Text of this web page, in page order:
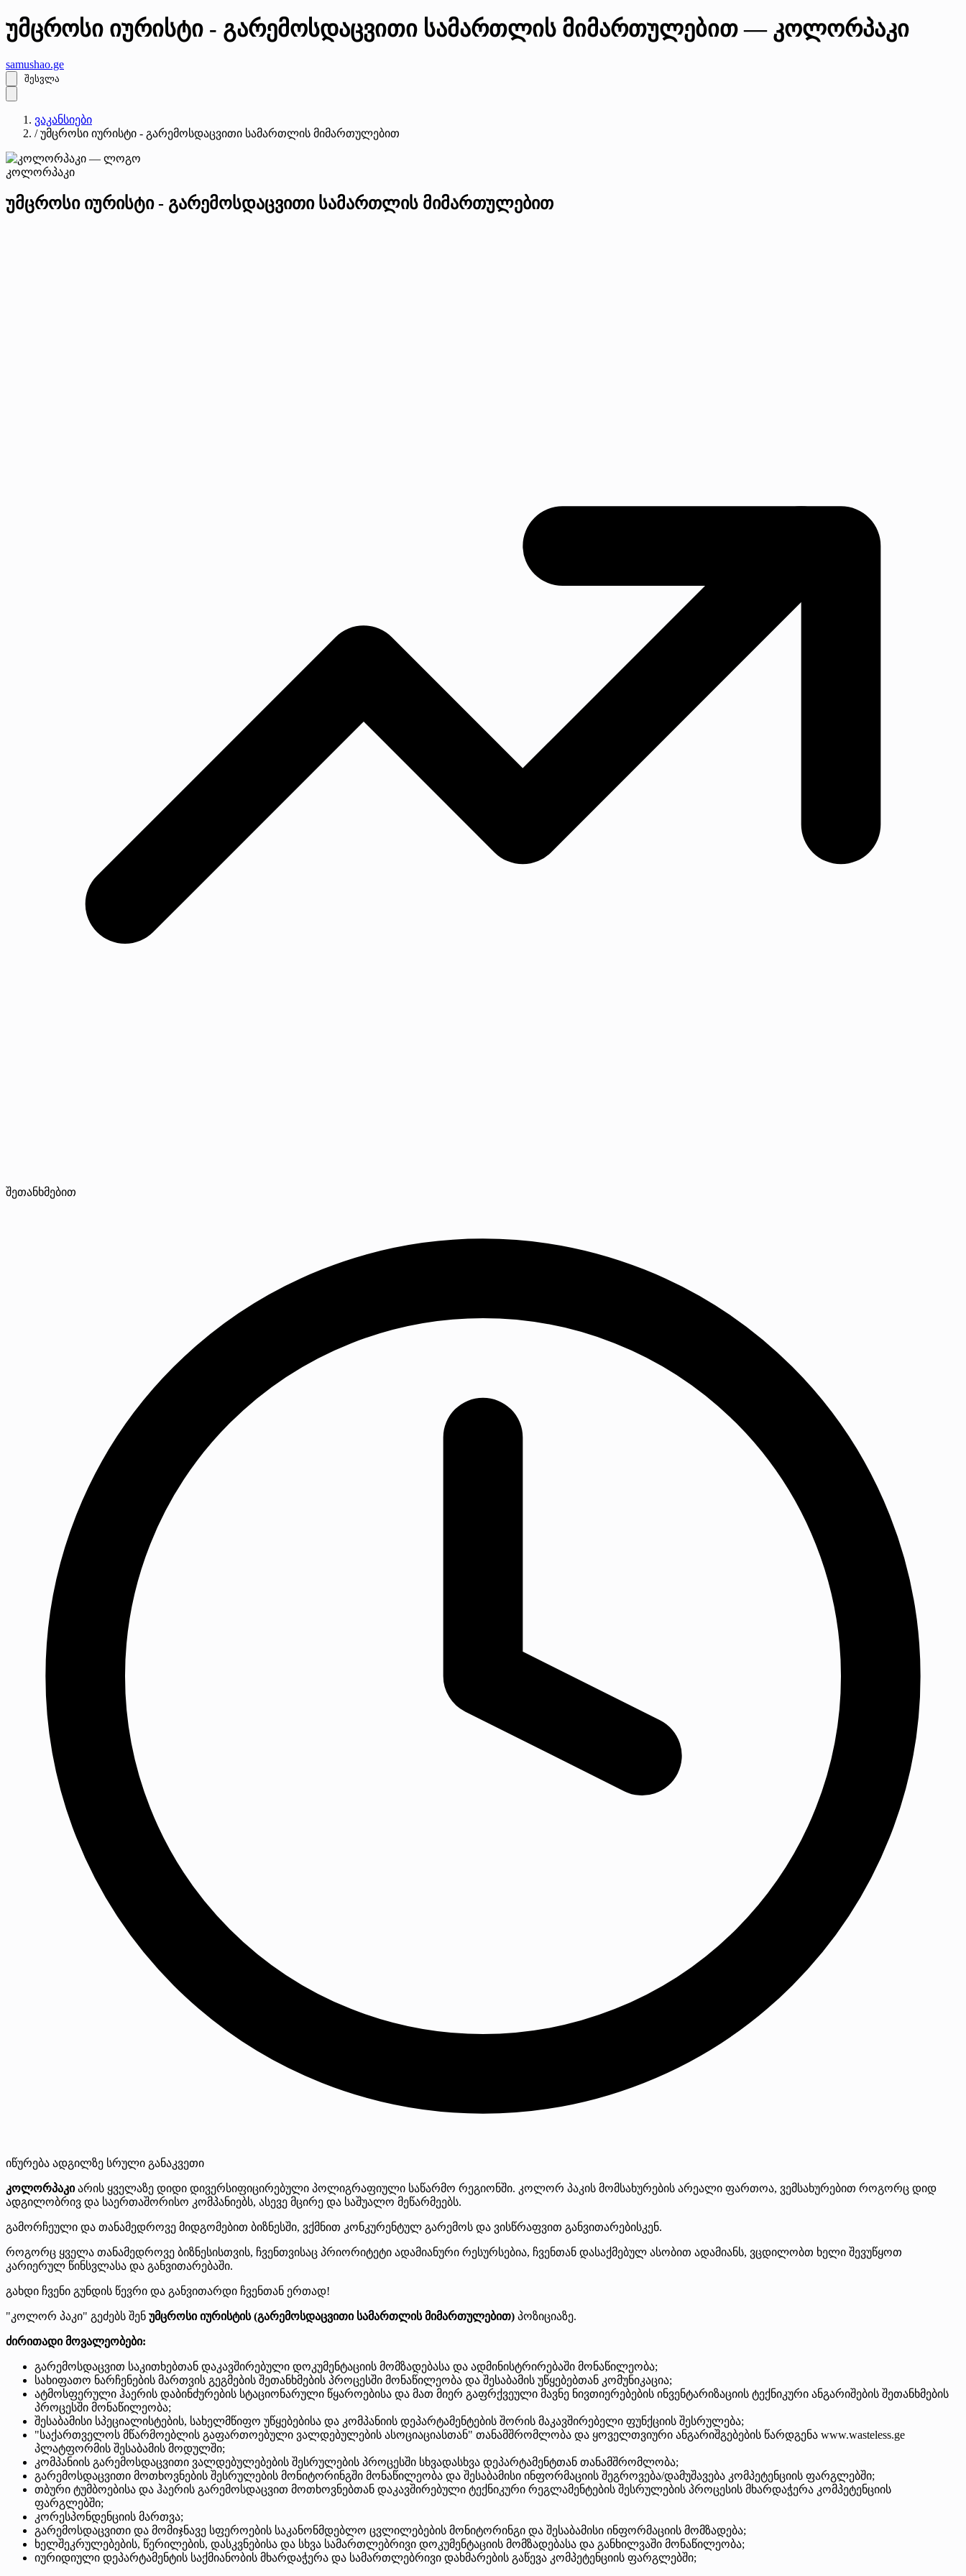
უმცროსი იურისტი - გარემოსდაცვითი სამართლის მიმართულებით — კოლორპაკი
samushao.ge
შესვლა
ვაკანსიები
/ უმცროსი იურისტი - გარემოსდაცვითი სამართლის მიმართულებით
კოლორპაკი
უმცროსი იურისტი - გარემოსდაცვითი სამართლის მიმართულებით
შეთანხმებით
იწურება ადგილზე სრული განაკვეთი
კოლორპაკიარის ყველაზე დიდი დივერსიფიცირებული პოლიგრაფიული საწარმო რეგიონში. კოლორ პაკის მომსახურების არეალი ფართოა, ვემსახურებით როგორც დიდ
ადგილობრივ და საერთაშორისო კომპანიებს, ასევე მცირე და საშუალო მეწარმეებს.
გამორჩეული და თანამედროვე მიდგომებით ბიზნესში, ვქმნით კონკურენტულ გარემოს და ვისწრაფვით განვითარებისკენ.
როგორც ყველა თანამედროვე ბიზნესისთვის, ჩვენთვისაც პრიორიტეტი ადამიანური რესურსებია, ჩვენთან დასაქმებულ ასობით ადამიანს, ვცდილობთ ხელი შევუწყოთ
კარიერულ წინსვლასა და განვითარებაში.
გახდი ჩვენი გუნდის წევრი და განვითარდი ჩვენთან ერთად!
"კოლორ პაკი" გეძებს შენ უმცროსი იურისტის (გარემოსდაცვითი სამართლის მიმართულებით) პოზიციაზე.
ძირითადი მოვალეობები:
გარემოსდაცვით საკითხებთან დაკავშირებული დოკუმენტაციის მომზადებასა და ადმინისტრირებაში მონაწილეობა;
სახიფათო ნარჩენების მართვის გეგმების შეთანხმების პროცესში მონაწილეობა და შესაბამის უწყებებთან კომუნიკაცია;
ატმოსფერული ჰაერის დაბინძურების სტაციონარული წყაროებისა და მათ მიერ გაფრქვეული მავნე ნივთიერებების ინვენტარიზაციის ტექნიკური ანგარიშების შეთანხმების
პროცესში მონაწილეობა;
შესაბამისი სპეციალისტების, სახელმწიფო უწყებებისა და კომპანიის დეპარტამენტების შორის მაკავშირებელი ფუნქციის შესრულება;
"საქართველოს მწარმოებლის გაფართოებული ვალდებულების ასოციაციასთან" თანამშრომლობა და ყოველთვიური ანგარიშგებების წარდგენა www.wasteless.ge
პლატფორმის შესაბამის მოდულში;
კომპანიის გარემოსდაცვითი ვალდებულებების შესრულების პროცესში სხვადასხვა დეპარტამენტთან თანამშრომლობა;
გარემოსდაცვითი მოთხოვნების შესრულების მონიტორინგში მონაწილეობა და შესაბამისი ინფორმაციის შეგროვება/დამუშავება კომპეტენციის ფარგლებში;
თბური ტუმბოებისა და ჰაერის გარემოსდაცვით მოთხოვნებთან დაკავშირებული ტექნიკური რეგლამენტების შესრულების პროცესის მხარდაჭერა კომპეტენციის
ფარგლებში;
კორესპონდენციის მართვა;
გარემოსდაცვითი და მომიჯნავე სფეროების საკანონმდებლო ცვლილებების მონიტორინგი და შესაბამისი ინფორმაციის მომზადება;
ხელშეკრულებების, წერილების, დასკვნებისა და სხვა სამართლებრივი დოკუმენტაციის მომზადებასა და განხილვაში მონაწილეობა;
იურიდიული დეპარტამენტის საქმიანობის მხარდაჭერა და სამართლებრივი დახმარების გაწევა კომპეტენციის ფარგლებში;